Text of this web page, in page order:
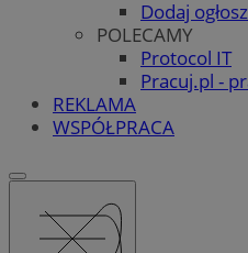
Dodaj
POLECAMY
Protocol IT
Pracuj.pl -
REKLAMA
WSPÓŁPRACA